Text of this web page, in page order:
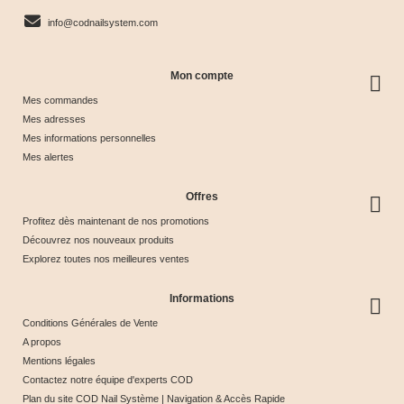
info@codnailsystem.com
Mon compte
Mes commandes
Mes adresses
Mes informations personnelles
Mes alertes
Offres
Profitez dès maintenant de nos promotions
Découvrez nos nouveaux produits
Explorez toutes nos meilleures ventes
Informations
Conditions Générales de Vente
A propos
Mentions légales
Contactez notre équipe d'experts COD
Plan du site COD Nail Système | Navigation & Accès Rapide